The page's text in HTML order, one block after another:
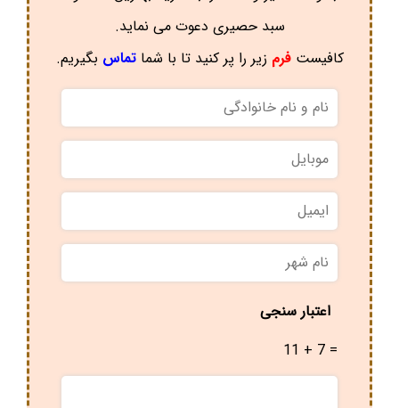
سبد حصیری دعوت می نماید.
کافیستفرم زیر را پر کنید تا با شماتماس بگیریم.
نام
و
نام
خانوادگی
موبایل
ایمیل
نام
شهر *
اعتبار سنجی
11 + 7 =